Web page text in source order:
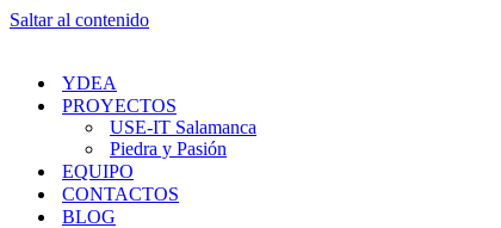
Saltar al contenido
YDEA
PROYECTOS
USE-IT Salamanca
Piedra y Pasión
EQUIPO
CONTACTOS
BLOG